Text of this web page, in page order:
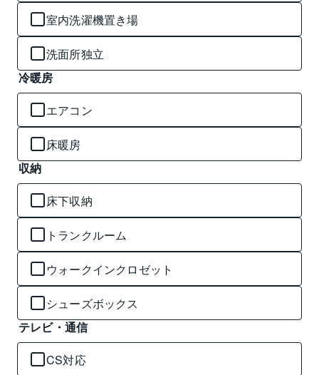
室内洗濯機置き場
洗面所独立
冷暖房
エアコン
床暖房
収納
床下収納
トランクルーム
ウォークインクロゼット
シューズボックス
テレビ・通信
CS対応